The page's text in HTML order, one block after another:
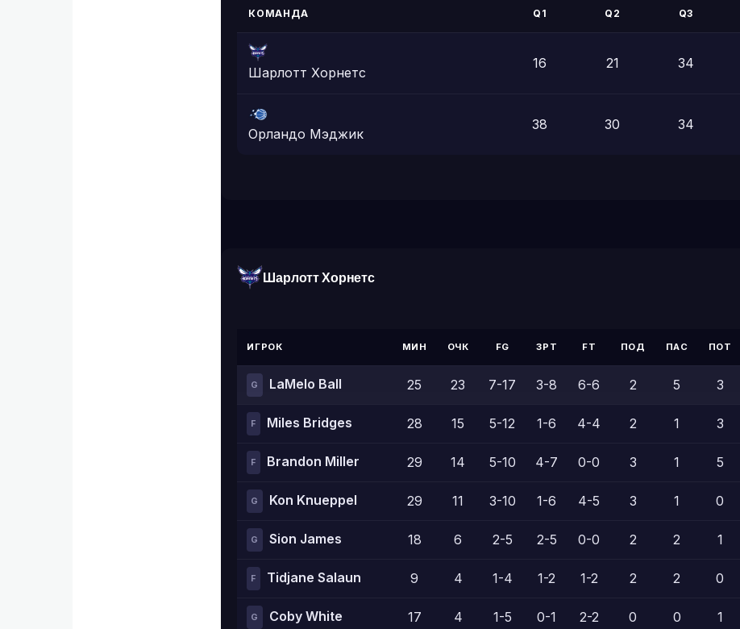
КОМАНДА Q1 Q2 Q3
Шарлотт Хорнетс
16 21 34
Орландо Мэджик
38 30 34
Шарлотт Хорнетс
ИГРОК МИН ОЧК FG 3PT FT ПОД ПАС ПОТ
G LaMelo Ball 25 23 7-17 3-8 6-6 2 5 3
F Miles Bridges 28 15 5-12 1-6 4-4 2 1 3
F Brandon Miller 29 14 5-10 4-7 0-0 3 1 5
G Kon Knueppel 29 11 3-10 1-6 4-5 3 1 0
G Sion James 18 6 2-5 2-5 0-0 2 2 1
F Tidjane Salaun 9 4 1-4 1-2 1-2 2 2 0
G Coby White 17 4 1-5 0-1 2-2 0 0 1